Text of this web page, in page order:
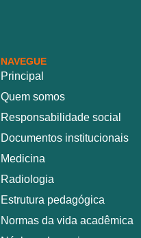
NAVEGUE
Principal
Quem somos
Responsabilidade social
Documentos institucionais
Medicina
Radiologia
Estrutura pedagógica
Normas da vida acadêmica